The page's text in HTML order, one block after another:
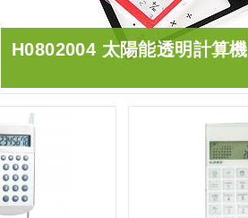
H0802004 太陽能透明計算機